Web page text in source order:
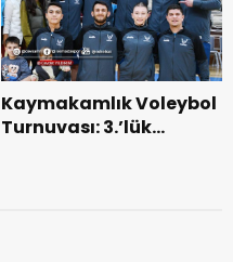
Kaymakamlık Voleybol
Turnuvası: 3.’lük